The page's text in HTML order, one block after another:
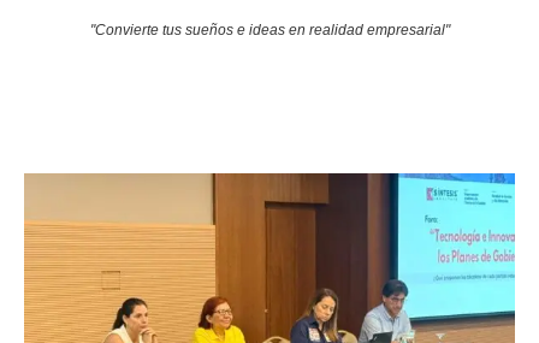
"Convierte tus sueños e ideas en realidad empresarial"